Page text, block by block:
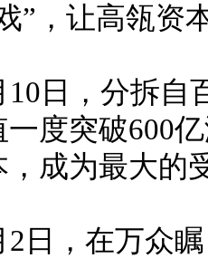
”，让高瓴资
10日，分拆自
一度突破600
，成为最大的
2日，在万众